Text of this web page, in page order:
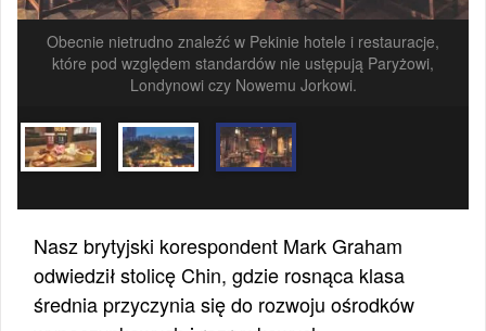
Obecnie nietrudno znaleźć w Pekinie hotele i restauracje,
które pod względem standardów nie ustępują Paryżowi,
Londynowi czy Nowemu Jorkowi.
Nasz brytyjski korespondent Mark Graham
odwiedził stolicę Chin, gdzie rosnąca klasa
średnia przyczynia się do rozwoju ośrodków